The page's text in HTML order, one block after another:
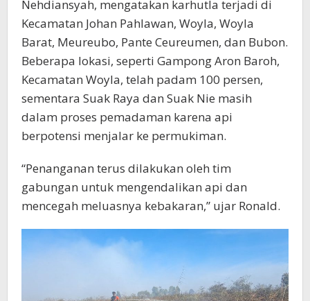
Nehdiansyah, mengatakan karhutla terjadi di
Kecamatan Johan Pahlawan, Woyla, Woyla
Barat, Meureubo, Pante Ceureumen, dan Bubon.
Beberapa lokasi, seperti Gampong Aron Baroh,
Kecamatan Woyla, telah padam 100 persen,
sementara Suak Raya dan Suak Nie masih
dalam proses pemadaman karena api
berpotensi menjalar ke permukiman.
“Penanganan terus dilakukan oleh tim
gabungan untuk mengendalikan api dan
mencegah meluasnya kebakaran,” ujar Ronald.